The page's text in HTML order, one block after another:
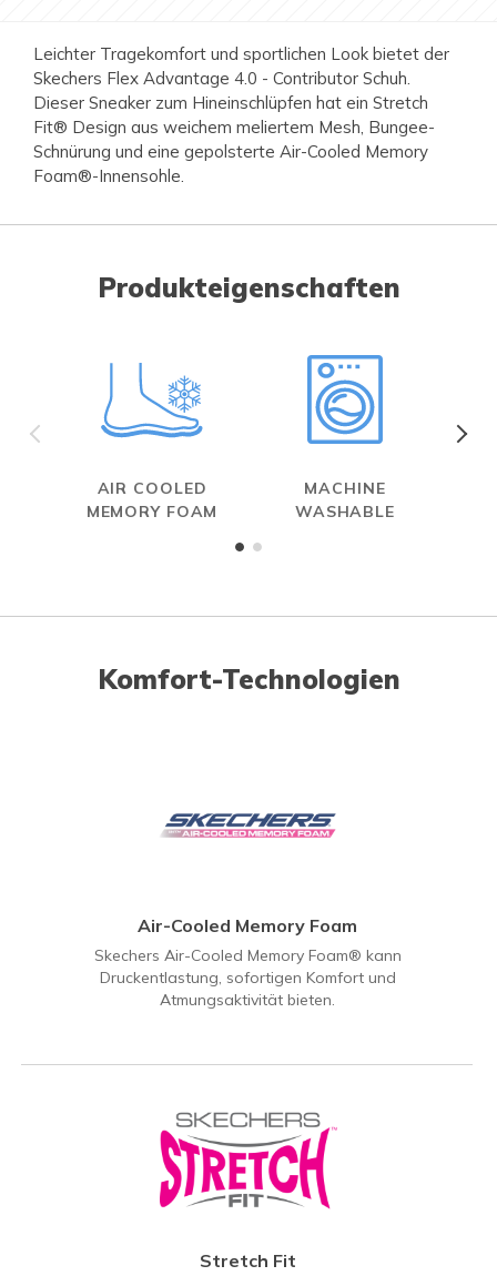
Leichter Tragekomfort und sportlichen Look bietet der
Skechers Flex Advantage 4.0 - Contributor Schuh.
Dieser Sneaker zum Hineinschlüpfen hat ein Stretch
Fit® Design aus weichem meliertem Mesh, Bungee-
Schnürung und eine gepolsterte Air-Cooled Memory
Foam®-Innensohle.
Produkteigenschaften
AIR COOLED
MEMORY FOAM
MACHINE
WASHABLE
Komfort-Technologien
Air-Cooled Memory Foam
Skechers Air-Cooled Memory Foam® kann
Druckentlastung, sofortigen Komfort und
Atmungsaktivität bieten.
Stretch Fit